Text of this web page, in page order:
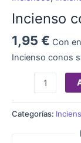
Incienso
1,95 € Con
Incienso conos
Categorías: